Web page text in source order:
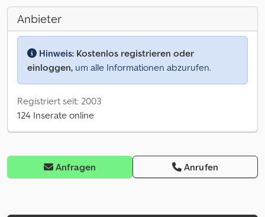
Anbieter
Hinweis: Kostenlos registrieren oder
einloggen, um alle Informationen abzurufen.
Registriert seit: 2003
124 Inserate online
Anfragen Anrufen